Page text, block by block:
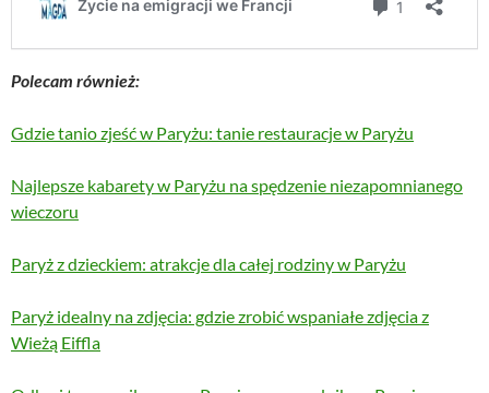
Polecam również:
Gdzie tanio zjeść w Paryżu: tanie restauracje w Paryżu
Najlepsze kabarety w Paryżu na spędzenie niezapomnianego
wieczoru
Paryż z dzieckiem: atrakcje dla całej rodziny w Paryżu
Paryż idealny na zdjęcia: gdzie zrobić wspaniałe zdjęcia z
Wieżą Eiffla